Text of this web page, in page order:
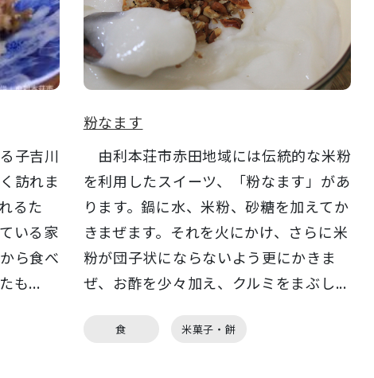
子吉川
訪れま
るた
いる家
ら食べ
も...
粉なます
由利本荘市赤田地域には伝統的な米粉
を利用したスイーツ、「粉なます」があ
ります。鍋に水、米粉、砂糖を加えてか
きまぜます。それを火にかけ、さらに米
粉が団子状にならないよう更にかきま
ぜ、お酢を少々加え、クルミをまぶし...
食 米菓子・餅